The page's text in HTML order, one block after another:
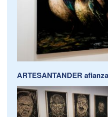
ARTESANTANDER